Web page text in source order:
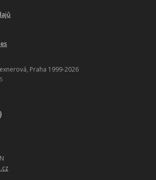
Praha 1999-2026